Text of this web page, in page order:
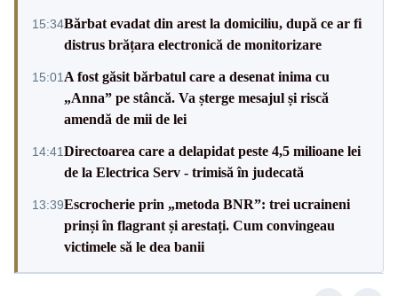
15:34Bărbat evadat din arest la domiciliu, după ce ar fi
distrus brățara electronică de monitorizare
15:01 A fost găsit bărbatul care a desenat inima cu
„Anna” pe stâncă. Va șterge mesajul și riscă
amendă de mii de lei
14:41Directoarea care a delapidat peste 4,5 milioane lei
de la Electrica Serv - trimisă în judecată
13:39Escrocherie prin „metoda BNR”: trei ucraineni
prinși în flagrant și arestați. Cum convingeau
victimele să le dea banii